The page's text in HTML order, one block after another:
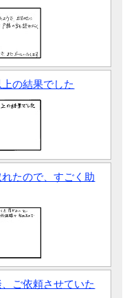
の結果でした
たので、すごく助
ご依頼させていた